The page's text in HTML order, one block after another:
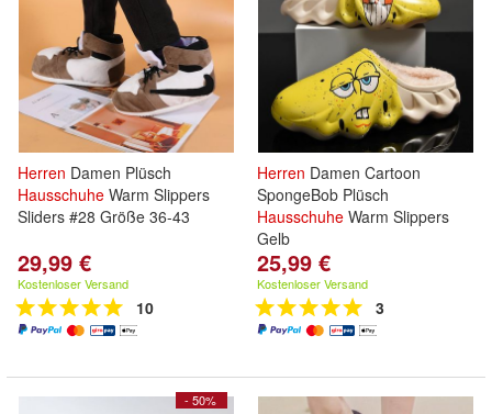
Herren Damen Plüsch
Hausschuhe Warm Slippers
Sliders #28 Größe 36-43
29,99 €
Kostenloser Versand
10
Herren Damen Cartoon
SpongeBob Plüsch
Hausschuhe Warm Slippers
Gelb
25,99 €
Kostenloser Versand
3
- 50%